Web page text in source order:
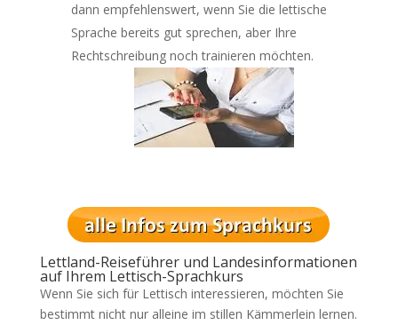
dann empfehlenswert, wenn Sie die lettische
Sprache bereits gut sprechen, aber Ihre
Rechtschreibung noch trainieren möchten.
Lettland-Reiseführer und Landesinformationen
auf Ihrem Lettisch-Sprachkurs
Wenn Sie sich für Lettisch interessieren, möchten Sie
bestimmt nicht nur alleine im stillen Kämmerlein lernen.